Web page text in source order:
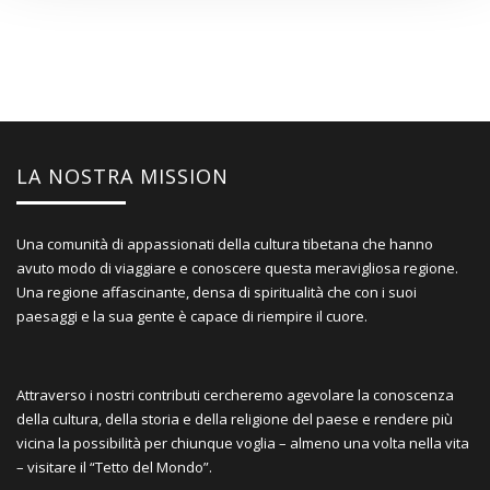
LA NOSTRA MISSION
Una comunità di appassionati della cultura tibetana che hanno
avuto modo di viaggiare e conoscere questa meravigliosa regione.
Una regione affascinante, densa di spiritualità che con i suoi
paesaggi e la sua gente è capace di riempire il cuore.
Attraverso i nostri contributi cercheremo agevolare la conoscenza
della cultura, della storia e della religione del paese e rendere più
vicina la possibilità per chiunque voglia – almeno una volta nella vita
– visitare il “Tetto del Mondo”.